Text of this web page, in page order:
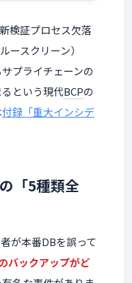
新検証プロセス欠落
ースクリーン）
プライチェーンの
という現代BCPの
付録「重大インシデ
「5種類全
が本番DBを誤って
バックアップがど